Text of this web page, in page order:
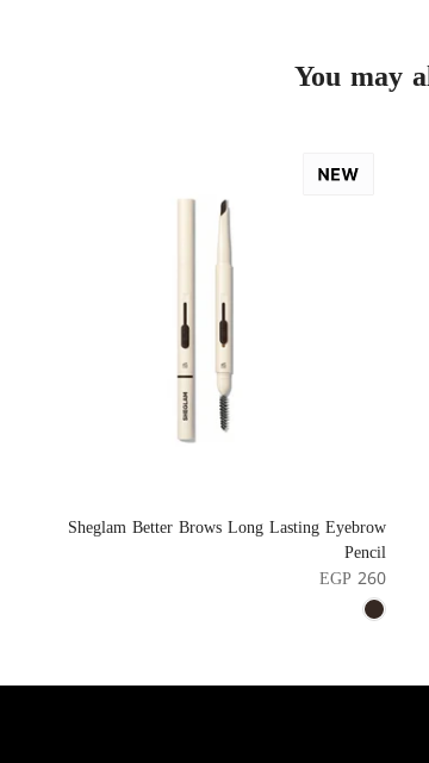
You may
Sheglam Better Brows Long Lasting Eyebrow
Pencil
EGP 260